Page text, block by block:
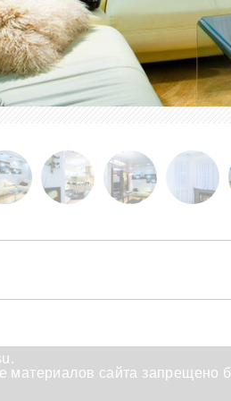
материалов сайта запрещено